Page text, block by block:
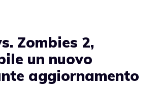
Zombies 2,
un nuovo
aggiornamento